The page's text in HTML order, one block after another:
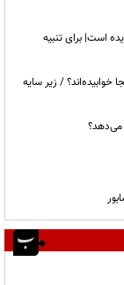
است| برای تنبیه
/ زیر سایه
می‌دهد؟